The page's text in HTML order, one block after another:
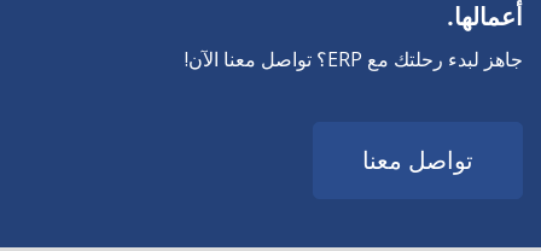
أعمالها.
جاهز لبدء رحلتك مع ERP؟ تواصل معنا الآن! ​
تواصل معنا